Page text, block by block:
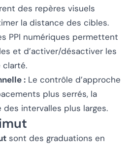
des repères visuels
la distance des cibles.
PPI numériques permettent
et d’activer/désactiver les
clarté.
: Le contrôle d’approche
plus serrés, la
intervalles plus larges.
sont des graduations en